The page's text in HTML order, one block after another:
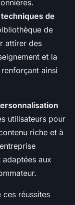
techniques de
de
attirer des
et la
ainsi
utilisateurs pour
riche et à
aux
réussites